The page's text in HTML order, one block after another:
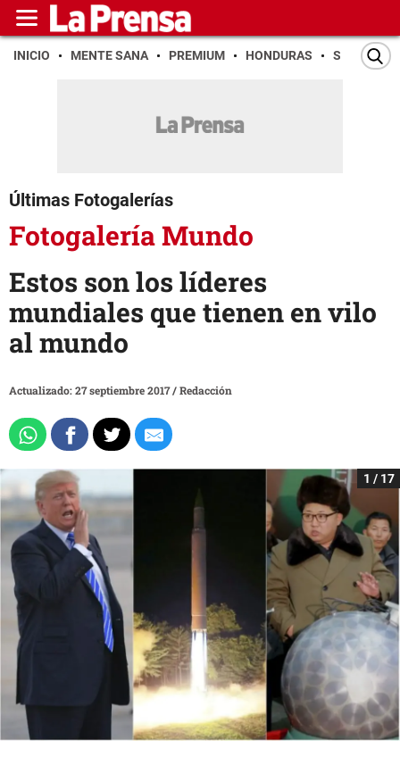
INICIO MENTE SANA PREMIUM HONDURAS SAN PEDRO
Últimas Fotogalerías
Fotogalería Mundo
Estos son los líderes
mundiales que tienen en vilo
al mundo
Actualizado: 27 septiembre 2017/Redacción
1 / 17